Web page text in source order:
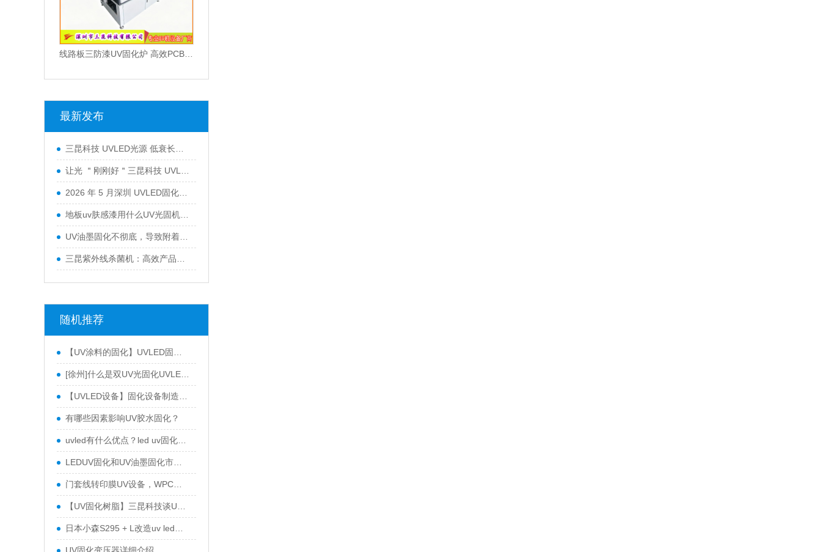
最新发布
三昆科技 UVLED光源 低衰长效运行 工业通用型固化设备
让光 ＂刚刚好＂三昆科技 UVLED固化光源一站式解决方案
2026 年 5 月深圳 UVLED固化灯采购指南：五大服务商全景解析
地板uv肤感漆用什么UV光固机来干燥？
UV油墨固化不彻底，导致附着力不行怎么办？
三昆紫外线杀菌机：高效产品表面灭菌处理的优选方案
随机推荐
【UV涂料的固化】UVLED固化设备UV涂料的主要应用点
[徐州]什么是双UV光固化UVLED固化机原理
【UVLED设备】固化设备制造商三昆科技教您UVLDED固化机使用中的注意事项
有哪些因素影响UV胶水固化？
uvled有什么优点？led uv固化灯和传统汞灯有什么区别？
LEDUV固化和UV油墨固化市场产品分类
门套线转印膜UV设备，WPC转印膜UV系统
【UV固化树脂】三昆科技谈UV固化树脂
日本小森S295 + L改造uv led光源系统